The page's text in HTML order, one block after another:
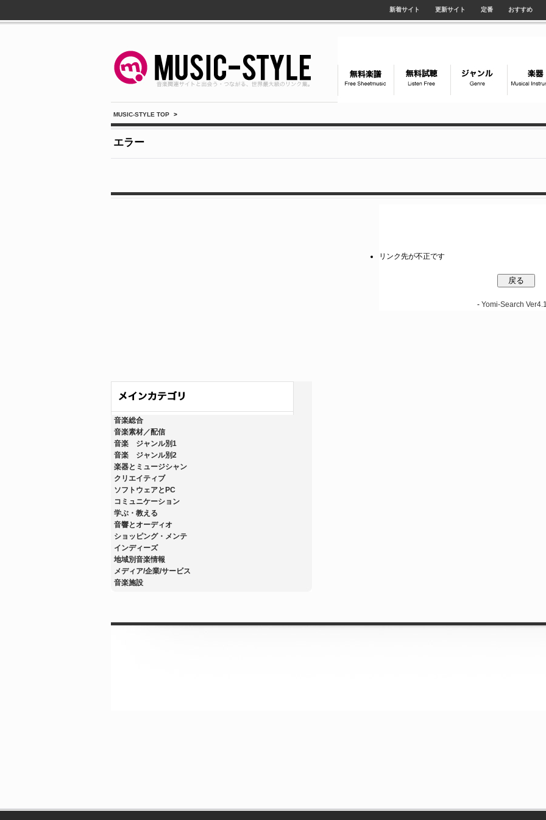
新着サイト 更新サイト 定番 おすすめ
MUSIC-STYLE TOP >
エラー
音楽総合
音楽素材／配信
音楽 ジャンル別1
音楽 ジャンル別2
楽器とミュージシャン
クリエイティブ
ソフトウェアとPC
コミュニケーション
学ぶ・教える
音響とオーディオ
ショッピング・メンテ
インディーズ
地域別音楽情報
メディア/企業/サービス
音楽施設
リンク先が不正です
- Yomi-Search